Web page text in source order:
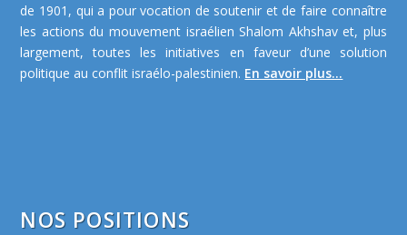
de 1901, qui a pour vocation de soutenir et de faire connaître
les actions du mouvement israélien Shalom Akhshav et, plus
largement, toutes les initiatives en faveur d’une solution
politique au conflit israélo-palestinien. En savoir plus...
NOS POSITIONS